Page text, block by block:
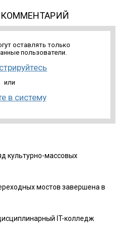
оставлять только
пользователи.
или
в систему
культурно-массовых
мостов завершена в
IT-колледж